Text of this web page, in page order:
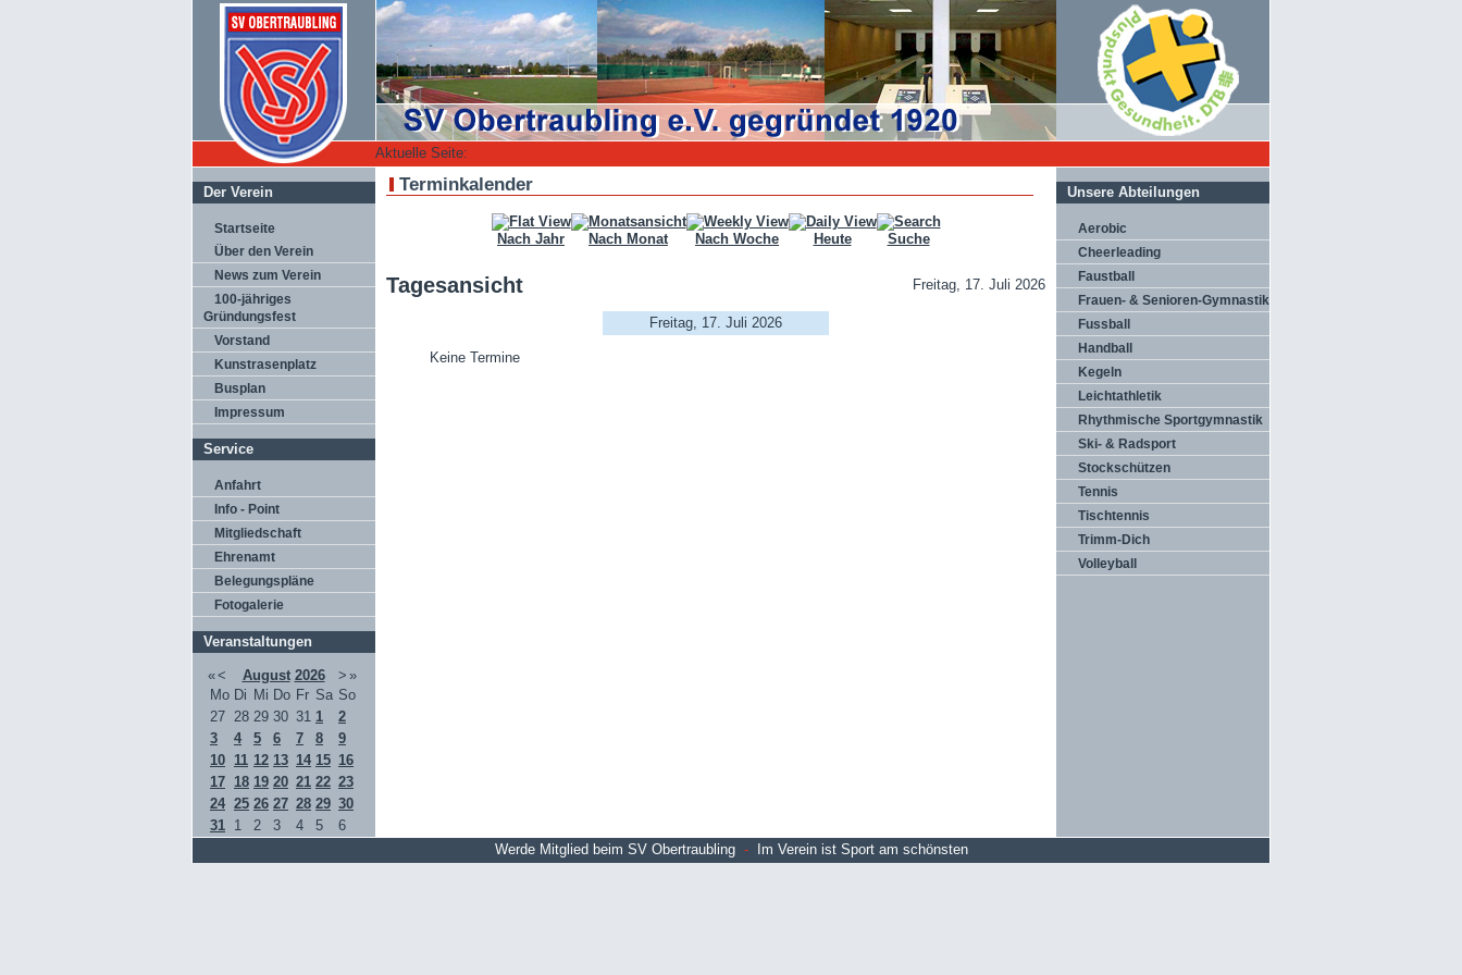
Aktuelle Seite:
Der Verein
Startseite
Über den Verein
News zum Verein
100-jähriges
Gründungsfest
Vorstand
Kunstrasenplatz
Busplan
Impressum
Service
Anfahrt
Info - Point
Mitgliedschaft
Ehrenamt
Belegungspläne
Fotogalerie
Veranstaltungen
«< August 2026 > »
Mo Di Mi Do Fr Sa So
27 28 29 30 31 1
2
3
4 5 6 7 8
9
10 11 12 13 14 15 16
17 18 19 20 21 22 23
24 25 26 27 28 29 30
31 1 2 3 4 5 6
Terminkalender
Nach Jahr Nach Monat Nach Woche Heute Suche
Tagesansicht Freitag, 17. Juli 2026
Freitag, 17. Juli 2026
Keine Termine
Unsere Abteilungen
Aerobic
Cheerleading
Faustball
Frauen- & Senioren-Gymnastik
Fussball
Handball
Kegeln
Leichtathletik
Rhythmische Sportgymnastik
Ski- & Radsport
Stockschützen
Tennis
Tischtennis
Trimm-Dich
Volleyball
Werde Mitglied beim SV Obertraubling -Im Verein ist Sport am schönsten